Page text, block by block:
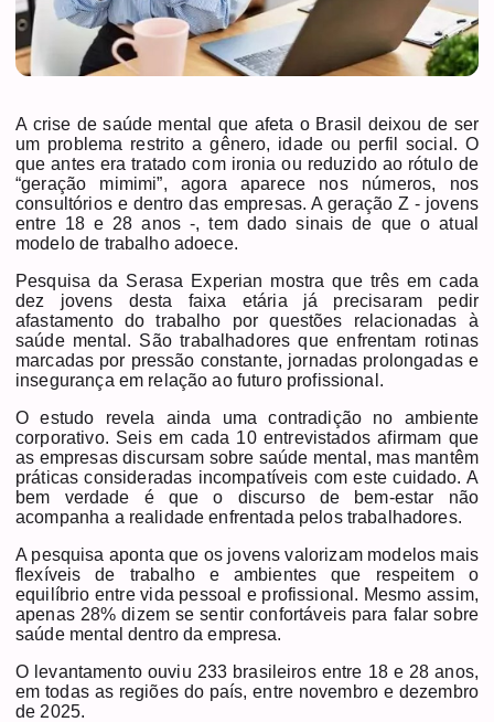
A crise de saúde mental que afeta o Brasil deixou de ser
um problema restrito a gênero, idade ou perfil social. O
que antes era tratado com ironia ou reduzido ao rótulo de
“geração mimimi”, agora aparece nos números, nos
consultórios e dentro das empresas. A geração Z - jovens
entre 18 e 28 anos -, tem dado sinais de que o atual
modelo de trabalho adoece.
Pesquisa da Serasa Experian mostra que três em cada
dez jovens desta faixa etária já precisaram pedir
afastamento do trabalho por questões relacionadas à
saúde mental. São trabalhadores que enfrentam rotinas
marcadas por pressão constante, jornadas prolongadas e
insegurança em relação ao futuro profissional.
O estudo revela ainda uma contradição no ambiente
corporativo. Seis em cada 10 entrevistados afirmam que
as empresas discursam sobre saúde mental, mas mantêm
práticas consideradas incompatíveis com este cuidado. A
bem verdade é que o discurso de bem-estar não
acompanha a realidade enfrentada pelos trabalhadores.
A pesquisa aponta que os jovens valorizam modelos mais
flexíveis de trabalho e ambientes que respeitem o
equilíbrio entre vida pessoal e profissional. Mesmo assim,
apenas 28% dizem se sentir confortáveis para falar sobre
saúde mental dentro da empresa.
O levantamento ouviu 233 brasileiros entre 18 e 28 anos,
em todas as regiões do país, entre novembro e dezembro
de 2025.